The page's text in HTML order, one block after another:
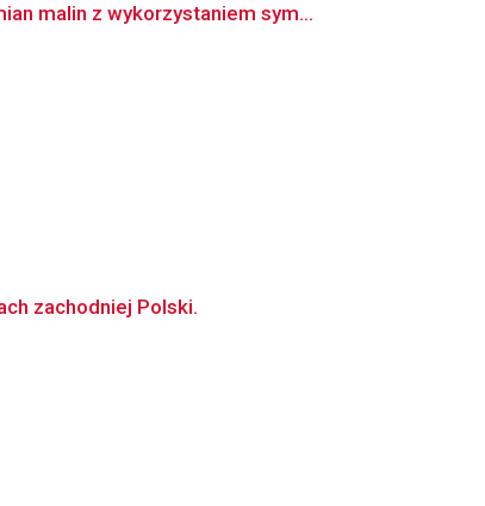
malin z wykorzystaniem sym...
zachodniej Polski.